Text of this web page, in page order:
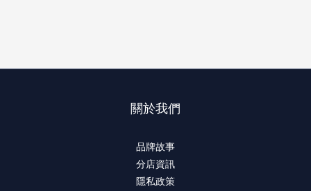
關於我們
品牌故事
分店資訊
隱私政策